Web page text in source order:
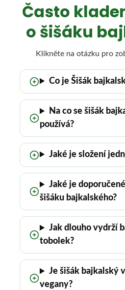
Často
o šišáku
Klikněte na otázku pro
Co je Šišák
Na co se šišák
používá?
Jaké je složení
Jaké je
šišáku bajkalského?
Jak dlouho vydrží
tobolek?
Je šišák bajkalský
vegany?